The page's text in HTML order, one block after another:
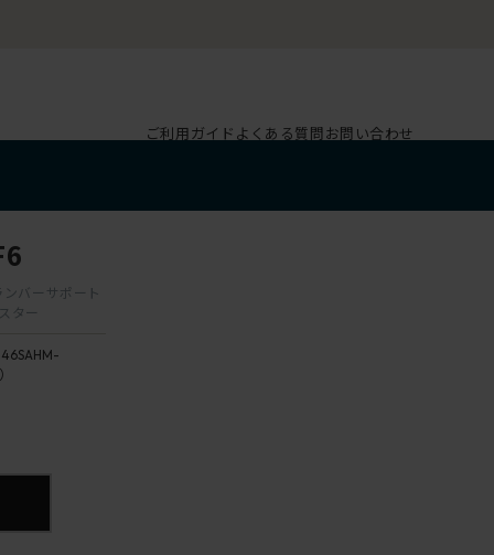
ご利用ガイド よくある質問お問い合わせ
バーサポート
ター